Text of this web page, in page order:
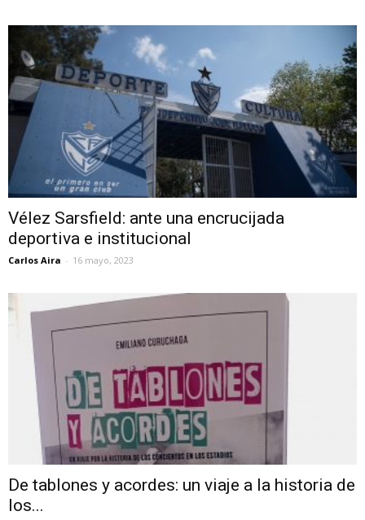
Vélez Sarsfield: ante una encrucijada
deportiva e institucional
Carlos Aira - 16 mayo, 2023
De tablones y acordes: un viaje a la historia de
los...